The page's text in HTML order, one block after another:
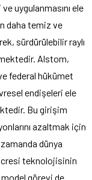
uygulanmasını ele
daha temiz ve
sürdürülebilir raylı
Alstom,
federal hükümet
endişeleri ele
Bu girişim
azaltmak için
dünya
teknolojisinin
görevi de